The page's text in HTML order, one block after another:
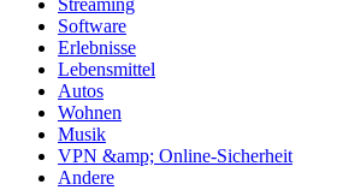
Streaming
Software
Erlebnisse
Lebensmittel
Autos
Wohnen
Musik
VPN &amp; Online-Sicherheit
Andere